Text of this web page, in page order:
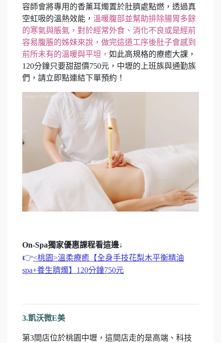
容師會將專用的香薰耳燭置於肚臍處點燃，透過真
空虹吸的溫熱效能， 溫暖腹部並幫助排除腸胃多餘
的寒氣與脹氣，對於經常外食、消化不良或是經前
容易腹脹的姊妹來說，做完這道工序後肚子會感到
前所未有的溫暖與平坦， 如此高規格的療癒大課，
120分鐘只要甜甜價750元，中壢的上班族與通勤族
們，請立即點連結下單預約！
On-Spa獨家優惠課程看這邊↓
👉<桃園>溫柔療癒【全身手技花梨木平衡精油
spa+養生臍燭】120分鐘750元
3.凱沃微E美
第3間店位於桃園中壢，這間店走的是高端、科技